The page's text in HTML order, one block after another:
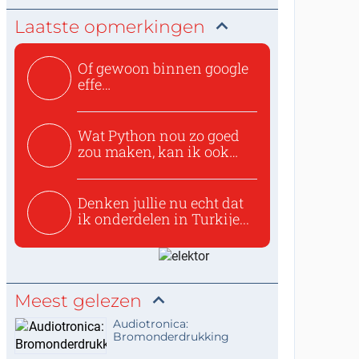
Laatste opmerkingen
Of gewoon binnen google
effe
Wat Python nou zo goed
zou maken, kan ik ook
Denken jullie nu echt dat
ik onderdelen in Turkije...
Meest gelezen
Audiotronica:
Bromonderdrukking